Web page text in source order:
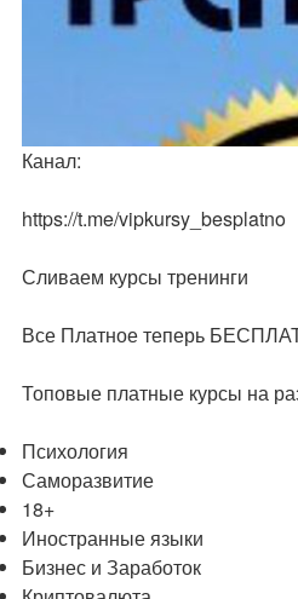
Канал:
https://t.me/vipkursy_besplatno
Сливаем курсы тренинги
Все Платное теперь
Топовые платные курсы на
Психология
Саморазвитие
18+
Иностранные языки
Бизнес и Заработок